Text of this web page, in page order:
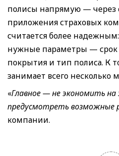
полисы напрямую —
приложения страховых
считается более
нужные параметры — срок
покрытия и тип полиса. К
занимает всего несколько
«Главное — не экономить на
предусмотреть возможные
компании.